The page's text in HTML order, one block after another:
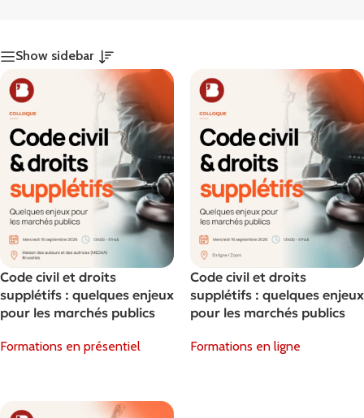
Show sidebar
Code civil et droits
supplétifs : quelques enjeux
pour les marchés publics
Formations en présentiel
Code civil et droits
supplétifs : quelques enjeux
pour les marchés publics
Formations en ligne